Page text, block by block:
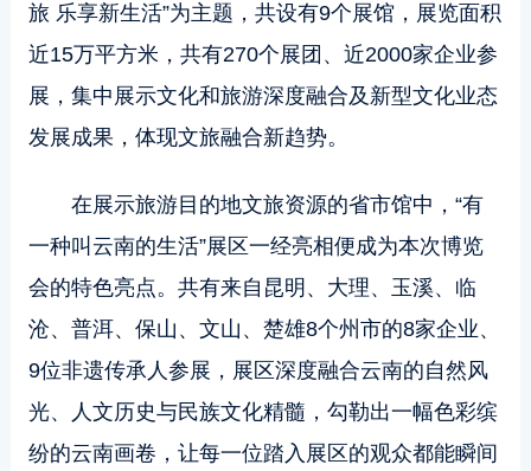
旅 乐享新生活”为主题，共设有9个展馆，展览面积
近15万平方米，共有270个展团、近2000家企业参
展，集中展示文化和旅游深度融合及新型文化业态
发展成果，体现文旅融合新趋势。
在展示旅游目的地文旅资源的省市馆中，“有
一种叫云南的生活”展区一经亮相便成为本次博览
会的特色亮点。共有来自昆明、大理、玉溪、临
沧、普洱、保山、文山、楚雄8个州市的8家企业、
9位非遗传承人参展，展区深度融合云南的自然风
光、人文历史与民族文化精髓，勾勒出一幅色彩缤
纷的云南画卷，让每一位踏入展区的观众都能瞬间